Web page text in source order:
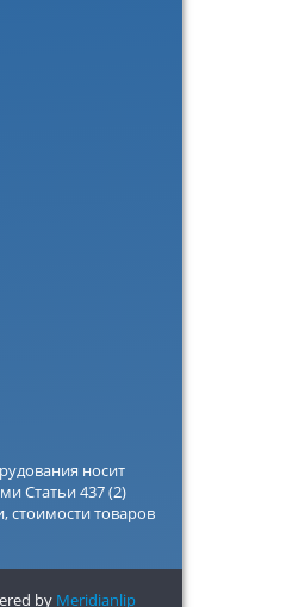
носит
Статьи 437 (2)
стоимости товаров
by Meridianlip